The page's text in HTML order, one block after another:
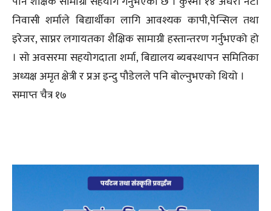
निवासी शर्माले बिद्यार्थीका लागि आवश्यक कापी,पेन्सिल तथा
इरेजर, साप्नर लगायतका शैक्षिक सामाग्री हस्तान्तरण गर्नुभएको हो
। सो अवसरमा सहयोगदाता शर्मा, बिद्यालय ब्यबस्थापन समितिका
अध्यक्ष अमृत क्षेत्री र प्रअ इन्दु पौडेलले पनि बोल्नुभएको थियो ।
समाप्त चैत्र १७